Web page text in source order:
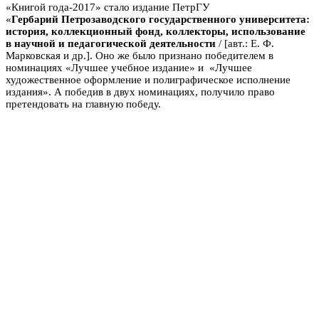
«Книгой года-2017» стало издание ПетрГУ
«Гербарий Петрозаводского государственного университета:
история, коллекционный фонд, коллекторы, использование
в научной и педагогической деятельности / [авт.: Е. Ф.
Марковская и др.]. Оно же было признано победителем в
номинациях «Лучшее учебное издание» и «Лучшее
художественное оформление и полиграфическое исполнение
издания». А победив в двух номинациях, получило право
претендовать на главную победу.